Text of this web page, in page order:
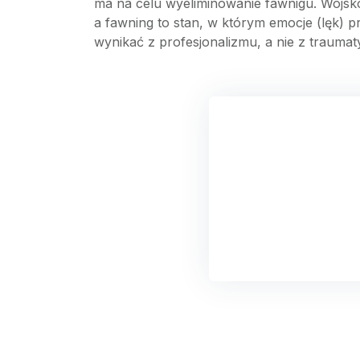
ma na celu wyeliminowanie fawnigu.
a fawning to stan, w którym emocje (lęk)
wynikać z profesjonalizmu, a nie z